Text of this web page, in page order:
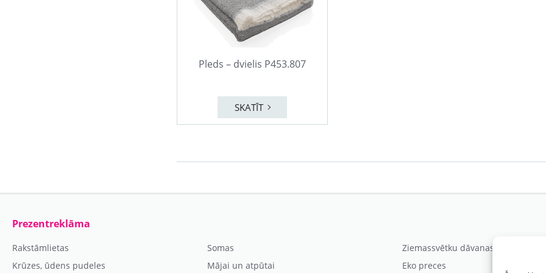
Pleds – dvielis P453.807
SKATĪT
Prezentreklāma
Rakstāmlietas
Krūzes, ūdens pudeles
Somas
Mājai un atpūtai
Ziemassvētku dāvanas
Eko preces